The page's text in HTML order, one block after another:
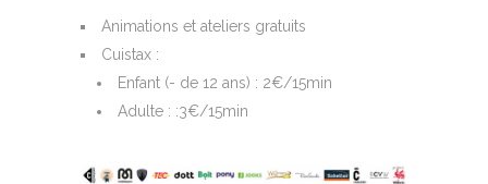
Animations et ateliers gratuits
Cuistax :
Enfant (- de 12 ans) : 2€/15min
Adulte : :3€/15min